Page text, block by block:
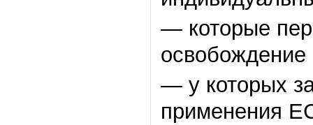
— которые
— у которых
применения